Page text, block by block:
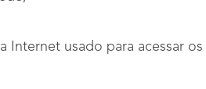
usado para acessar os